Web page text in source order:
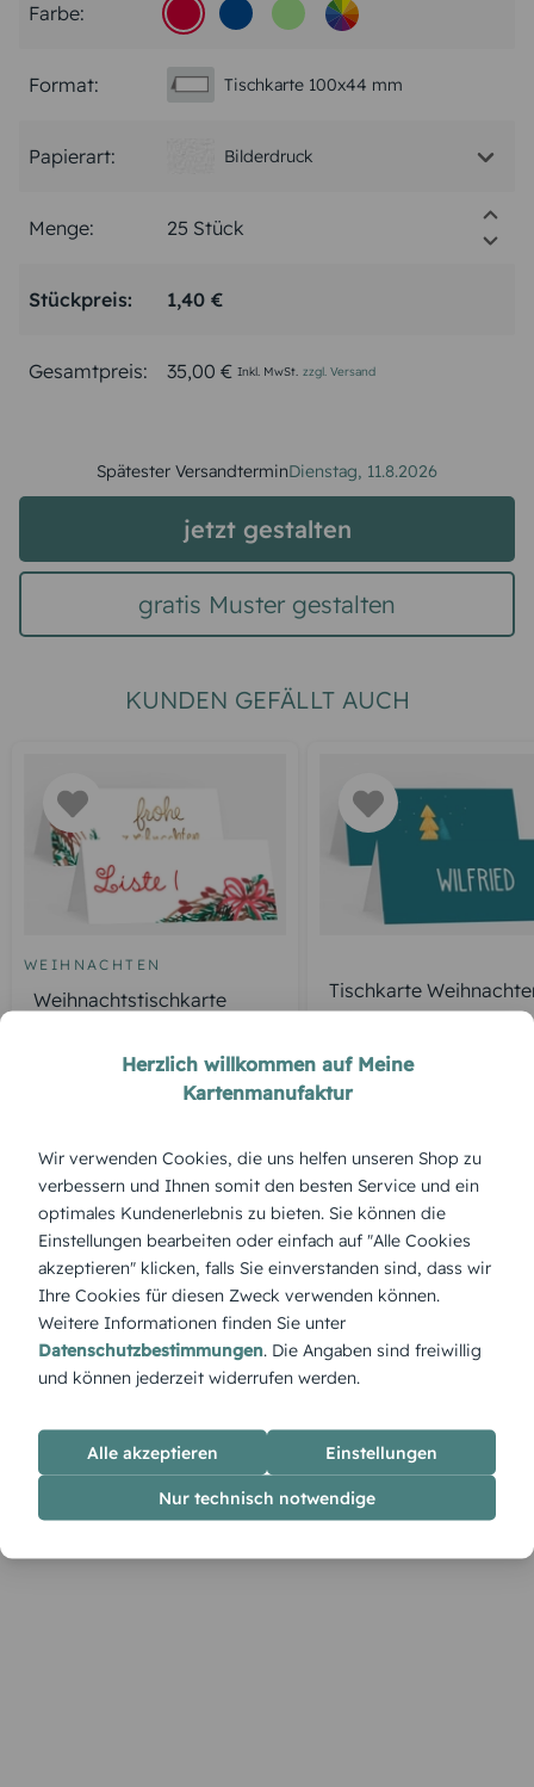
Farbe:
Format: Tischkarte 100x44 mm
Papierart: Bilderdruck
Menge:
Stückpreis: 1,40 €
Gesamtpreis: 35,00 € Inkl. MwSt. zzgl. Versand
Spätester VersandterminDienstag, 11.8.2026
jetzt gestalten
gratis Muster gestalten
KUNDEN GEFÄLLT AUCH
WEIHNACHTEN
Weihnachtstischkarte
Tischkarte
fröhliche Winterzeit
Produktbeschreibung
„Hohoho“ bringt mit verspielten Lettern und fröhlichen
Farben die heitere Seite von Weihnachten auf den Tisch –
ideal für gesellige, lockere Runden.
Herzlich willkommen auf Meine
Kartenmanufaktur
Wir verwenden Cookies, die uns helfen unseren Shop zu
verbessern und Ihnen somit den besten Service und ein
optimales Kundenerlebnis zu bieten. Sie können die
Einstellungen bearbeiten oder einfach auf "Alle Cookies
akzeptieren" klicken, falls Sie einverstanden sind, dass wir
Ihre Cookies für diesen Zweck verwenden können.
Weitere Informationen finden Sie unter
Datenschutzbestimmungen. Die Angaben sind freiwillig
und können jederzeit widerrufen werden.
Alle akzeptieren Einstellungen
Nur technisch notwendige